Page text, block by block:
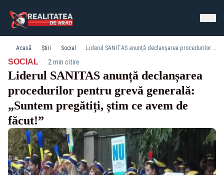
Acasă Știri Social Liderul SANITAS anunță declanșarea procedurilor pentru grevă generală: „Suntem pregătiți, știm ce avem de făcut!”
SOCIAL· 2 min citire
Liderul SANITAS anunță declanșarea
procedurilor pentru grevă generală:
„Suntem pregătiți, știm ce avem de
făcut!”